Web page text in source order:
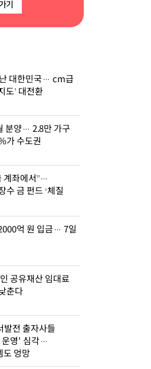
기
대한민국… cm급
도’ 대전환
분양… 2.8만 가구
가 수도권
계좌에서”…
수 금 펀드 ‘체질
억 원 입금… 7일
공유재산 임대료
춘다
발전 출자사들
운영' 심각…
도 엉망